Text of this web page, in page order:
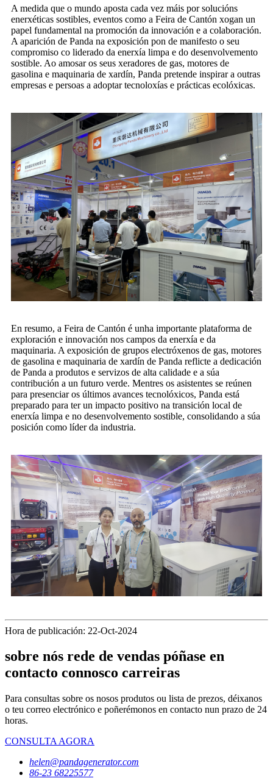
A medida que o mundo aposta cada vez máis por solucións
enerxéticas sostibles, eventos como a Feira de Cantón xogan un
papel fundamental na promoción da innovación e a colaboración.
A aparición de Panda na exposición pon de manifesto o seu
compromiso co liderado da enerxía limpa e do desenvolvemento
sostible. Ao amosar os seus xeradores de gas, motores de
gasolina e maquinaria de xardín, Panda pretende inspirar a outras
empresas e persoas a adoptar tecnoloxías e prácticas ecolóxicas.
En resumo, a Feira de Cantón é unha importante plataforma de
exploración e innovación nos campos da enerxía e da
maquinaria. A exposición de grupos electróxenos de gas, motores
de gasolina e maquinaria de xardín de Panda reflicte a dedicación
de Panda a produtos e servizos de alta calidade e a súa
contribución a un futuro verde. Mentres os asistentes se reúnen
para presenciar os últimos avances tecnolóxicos, Panda está
preparado para ter un impacto positivo na transición local de
enerxía limpa e no desenvolvemento sostible, consolidando a súa
posición como líder da industria.
Hora de publicación: 22-Oct-2024
sobre nós rede de vendas póñase en
contacto connosco carreiras
Para consultas sobre os nosos produtos ou lista de prezos, déixanos
o teu correo electrónico e poñerémonos en contacto nun prazo de 24
horas.
CONSULTA AGORA
helen@pandagenerator.com
86-23 68225577